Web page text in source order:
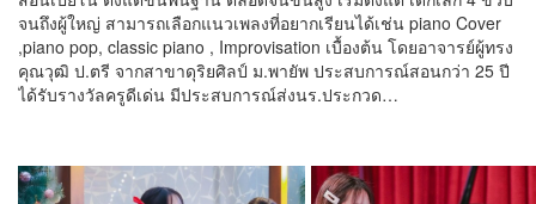
จนถึงผู้ใหญ่ สามารถเลือกแนวเพลงที่อยากเรียนได้เช่น piano Cover
,piano pop, classic piano , Improvisation เบื้องต้น โดยอาจารย์ผู้ทรง
คุณวุฒิ ป.ตรี จากสาขาดุริยศิลป์ ม.พายัพ ประสบการณ์สอนกว่า 25 ปี
ได้รับรางวัลครูดีเด่น มีประสบการณ์ส่งนร.ประกวด…